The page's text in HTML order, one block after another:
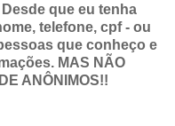
que eu tenha
telefone, cpf - ou
que conheço e
MAS NÃO
ANÔNIMOS!!